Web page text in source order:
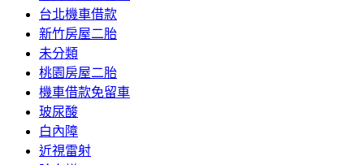
台北機車借款
新竹房屋二胎
未分類
桃園房屋二胎
機車借款免留車
玻尿酸
白內障
近視雷射